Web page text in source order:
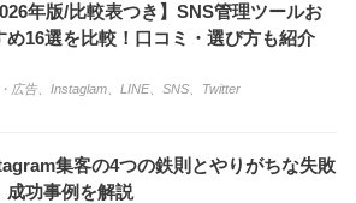
年版/比較表つき】SNS管理ツールお
め16選を比較！口コミ・選び方も紹介
広告、 Instaglam LINE、 SNS Twitter
集客の4つの鉄則とやりがちな失敗
成功事例を解説